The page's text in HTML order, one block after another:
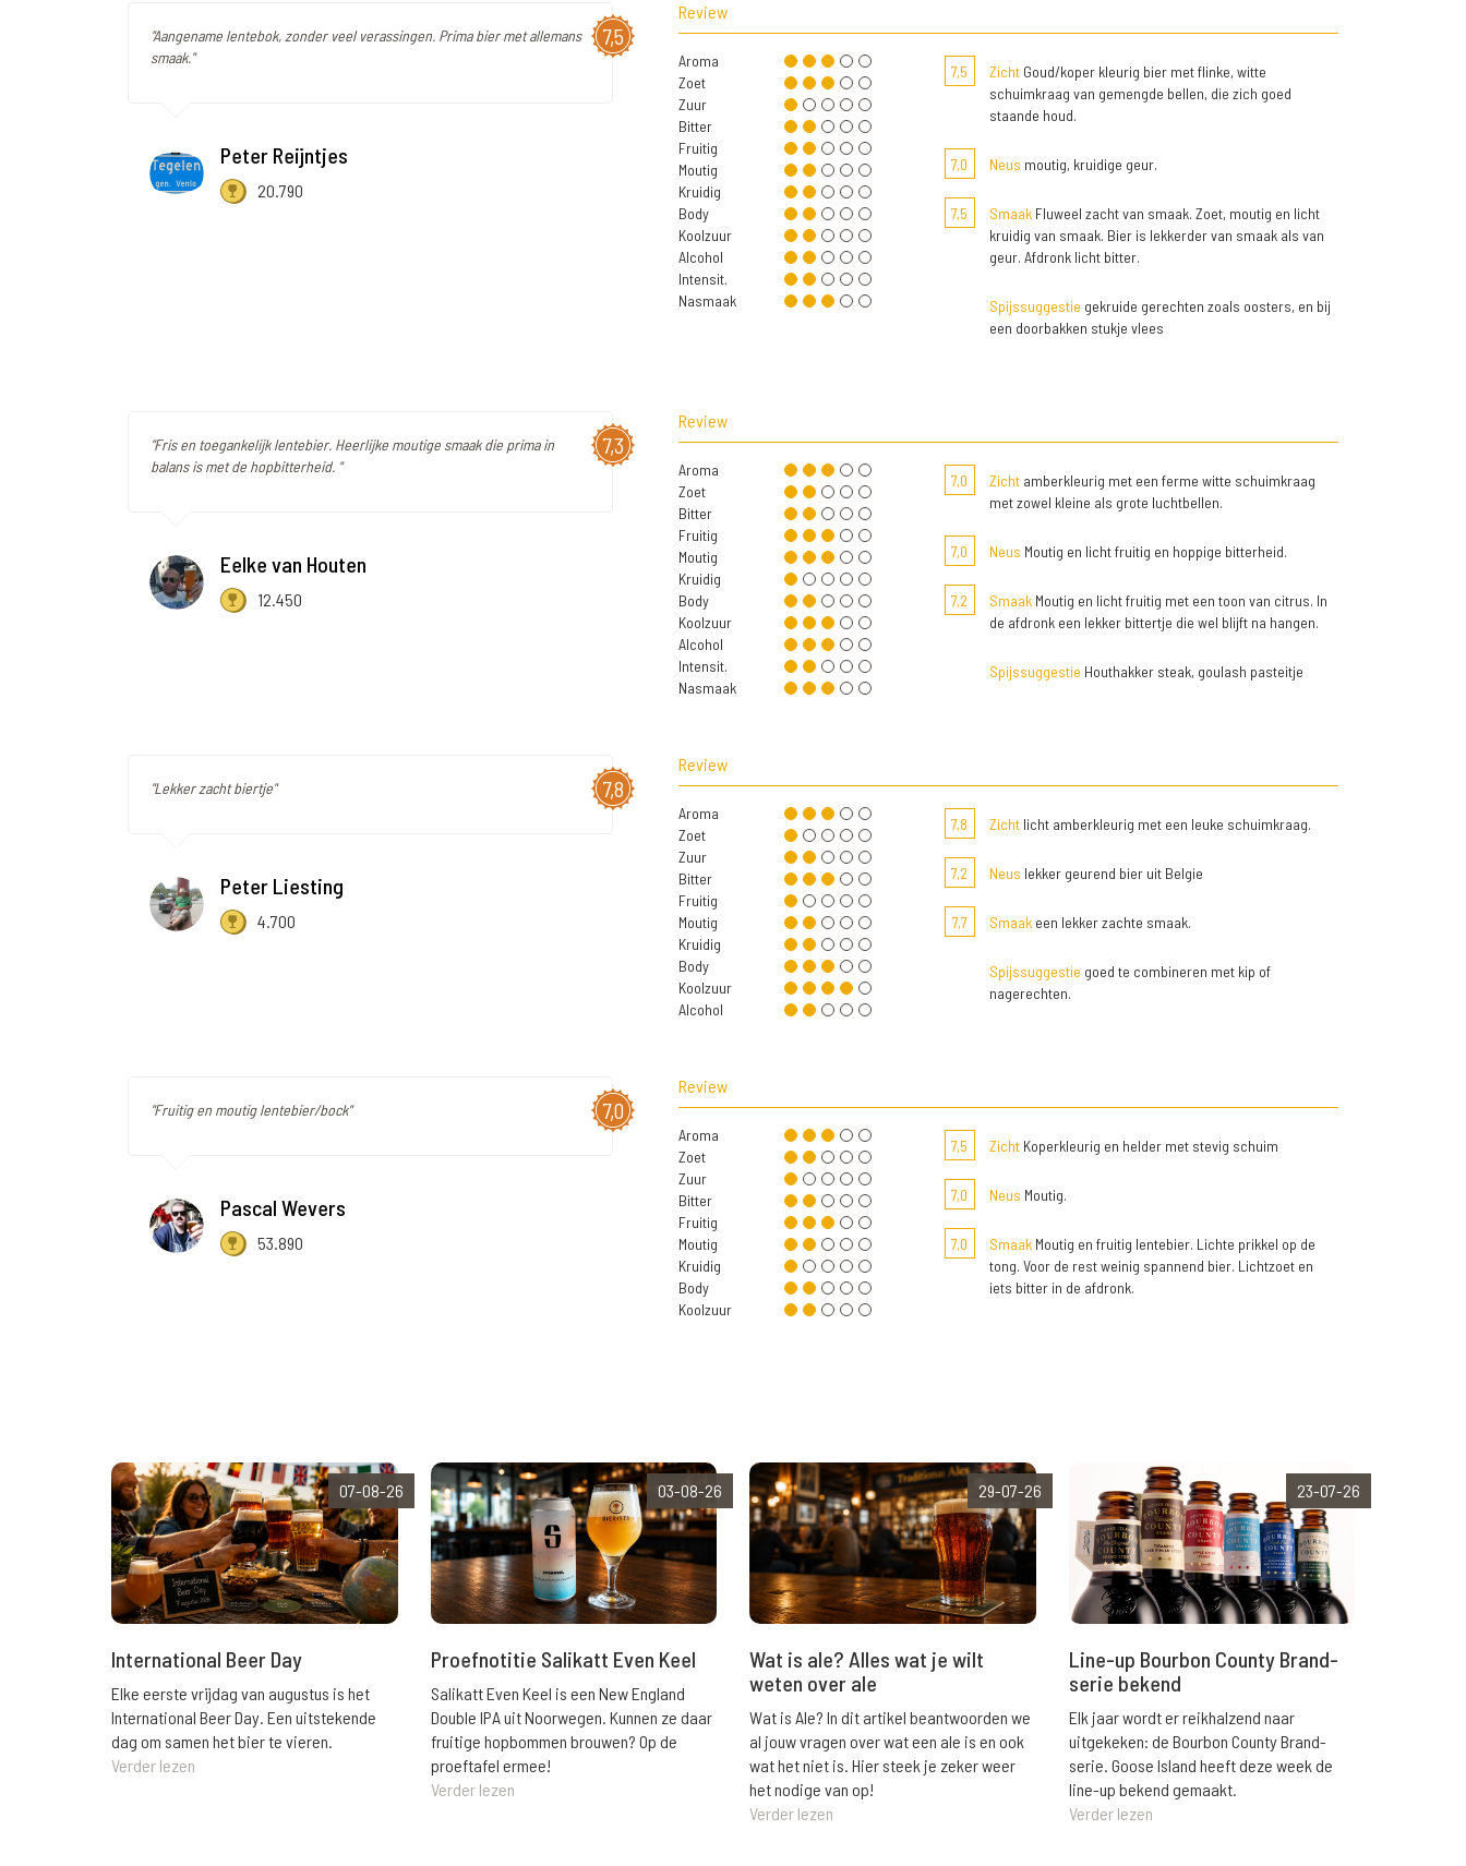
7,5
"Aangename lentebok, zonder veel verassingen. Prima bier met allemans
smaak."
Peter Reijntjes
20.790
Review
Aroma
Zoet
Zuur
Bitter
Fruitig
Moutig
Kruidig
Body
Koolzuur
Alcohol
Intensit.
Nasmaak
7,5 ZichtGoud/koper kleurig bier met flinke, witte
schuimkraag van gemengde bellen, die zich goed
staande houd.
7,0 Neus moutig, kruidige geur.
7,5 SmaakFluweel zacht van smaak. Zoet, moutig en licht
kruidig van smaak. Bier is lekkerder van smaak als van
geur. Afdronk licht bitter.
Spijssuggestie gekruide gerechten zoals oosters, en bij
een doorbakken stukje vlees
7,3
"Fris en toegankelijk lentebier. Heerlijke moutige smaak die prima in
balans is met de hopbitterheid. "
Eelke van Houten
12.450
Review
Aroma
Zoet
Bitter
Fruitig
Moutig
Kruidig
Body
Koolzuur
Alcohol
Intensit.
Nasmaak
7,0 Zichtamberkleurig met een ferme witte schuimkraag
met zowel kleine als grote luchtbellen.
7,0 Neus Moutig en licht fruitig en hoppige bitterheid.
7,2 SmaakMoutig en licht fruitig met een toon van citrus. In
de afdronk een lekker bittertje die wel blijft na hangen.
Spijssuggestie Houthakker steak, goulash pasteitje
7,8
"Lekker zacht biertje"
Peter Liesting
4.700
Review
Aroma
Zoet
Zuur
Bitter
Fruitig
Moutig
Kruidig
Body
Koolzuur
Alcohol
7,8 Zichtlicht amberkleurig met een leuke schuimkraag.
7,2 Neus lekker geurend bier uit Belgie
7,7 Smaakeen lekker zachte smaak.
Spijssuggestie goed te combineren met kip of
nagerechten.
7,0
"Fruitig en moutig lentebier/bock"
Pascal Wevers
53.890
Review
Aroma
Zoet
Zuur
Bitter
Fruitig
Moutig
Kruidig
Body
Koolzuur
7,5 ZichtKoperkleurig en helder met stevig schuim
7,0 Neus Moutig.
7,0 SmaakMoutig en fruitig lentebier. Lichte prikkel op de
tong. Voor de rest weinig spannend bier. Lichtzoet en
iets bitter in de afdronk.
07-08-26
International Beer Day
Elke eerste vrijdag van augustus is het
International Beer Day. Een uitstekende
dag om samen het bier te vieren.
Verder lezen
03-08-26
Proefnotitie Salikatt Even Keel
Salikatt Even Keel is een New England
Double IPA uit Noorwegen. Kunnen ze daar
fruitige hopbommen brouwen? Op de
proeftafel ermee!
Verder lezen
29-07-26
Wat is ale? Alles wat je wilt
weten over ale
Wat is Ale? In dit artikel beantwoorden we
al jouw vragen over wat een ale is en ook
wat het niet is. Hier steek je zeker weer
het nodige van op!
Verder lezen
23-07-26
Line-up Bourbon County Brand-
serie bekend
Elk jaar wordt er reikhalzend naar
uitgekeken: de Bourbon County Brand-
serie. Goose Island heeft deze week de
line-up bekend gemaakt.
Verder lezen